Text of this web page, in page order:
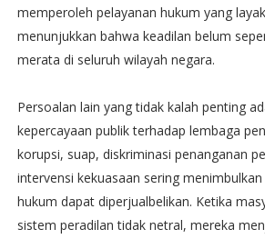
memperoleh pelayanan hukum yang
menunjukkan bahwa keadilan belum
merata di seluruh wilayah negara.
Persoalan lain yang tidak kalah penting
kepercayaan publik terhadap lembaga
korupsi, suap, diskriminasi penanganan
intervensi kekuasaan sering
hukum dapat diperjualbelikan. Ketika
sistem peradilan tidak netral, mereka